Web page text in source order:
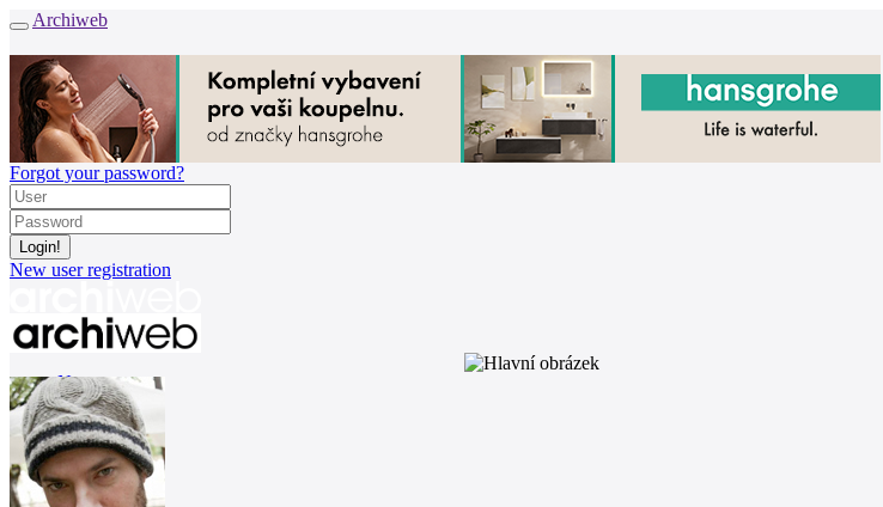
Archiweb
Forgot your password?
New user registration
News
Architects
Buildings
Catalogue
E-shop
Job find
157